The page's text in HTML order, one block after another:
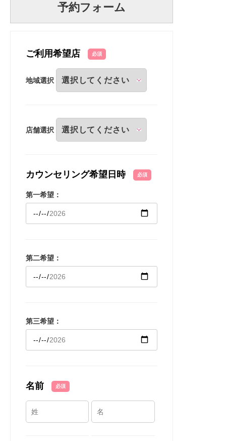
予約フォーム
ご利用希望店 必須
地域選択
店舗選択
カウンセリング希望日時 必須
第一希望：
第二希望：
第三希望：
名前 必須